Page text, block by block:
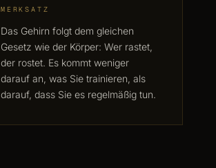
MERKSATZ
Das Gehirn folgt dem gleichen
Gesetz wie der Körper: Wer rastet,
der rostet. Es kommt weniger
darauf an, was Sie trainieren, als
darauf, dass Sie es regelmäßig tun.